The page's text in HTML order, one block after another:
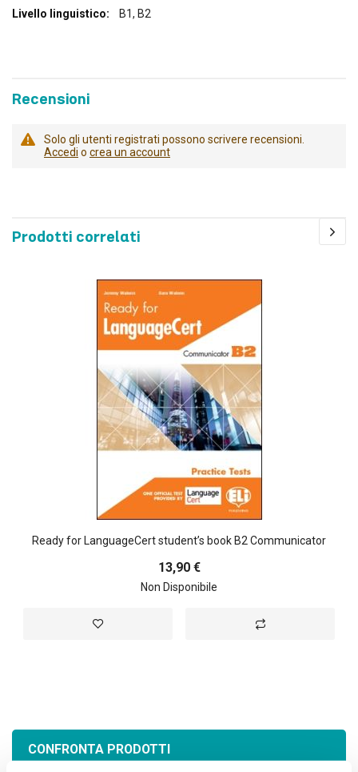
B1, B2
Recensioni
Solo gli utenti registrati possono scrivere recensioni.
Accedi o crea un account
Prodotti correlati
Ready for LanguageCert student’s book B2 Communicator
13,90 €
Non Disponibile
Aggiungi alla lista desideri Aggiungi al
CONFRONTA PRODOTTI